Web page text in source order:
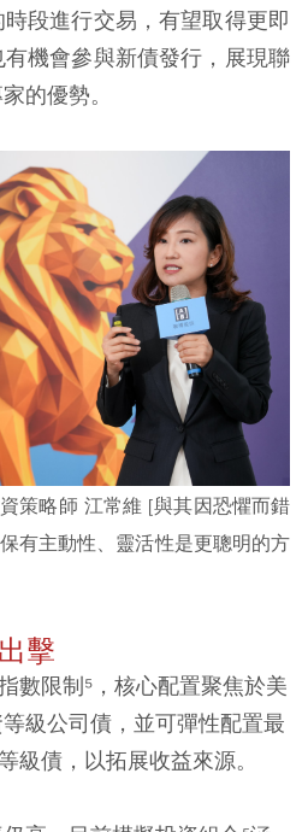
段進行交易，有望取得更即
機會參與新債發行，展現聯
的優勢。
策略師 江常維 [與其因恐懼而錯
有主動性、靈活性是更聰明的方
擊
數限制⁵，核心配置聚焦於美
級公司債，並可彈性配置最
級債，以拓展收益來源。